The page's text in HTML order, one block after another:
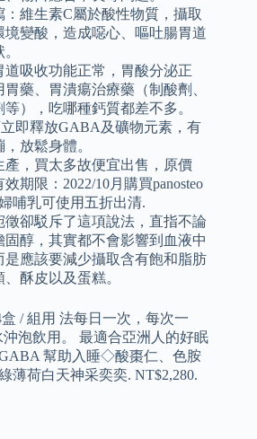
：維生素C屬於酸性物質，攝取
境變酸，造成噁心、嘔吐腸胃道
道吸收功能正常，胃酸分泌正
藥、胃潰瘍治療藥（制酸劑、
），吃哪種鈣質都差不多。
即釋放GABA及礦物元素，有
放鬆身體。
產，買太多故便宜出售，原價
期限：2022/10月購買panosteo
哺乳可使用五折出清.
徵卻駁斥了這項說法，直指不論
醇，其實都不會影響到血液中
是應該要減少攝取含有飽和脂肪
酥皮以及蛋糕。
/ 組用 法每日一次，每次一
泡飲用。 最適合亞洲人的好眠
幫助入睡◇酸棗仁、色胺
薄荷白天神采奕奕. NT$2,280.